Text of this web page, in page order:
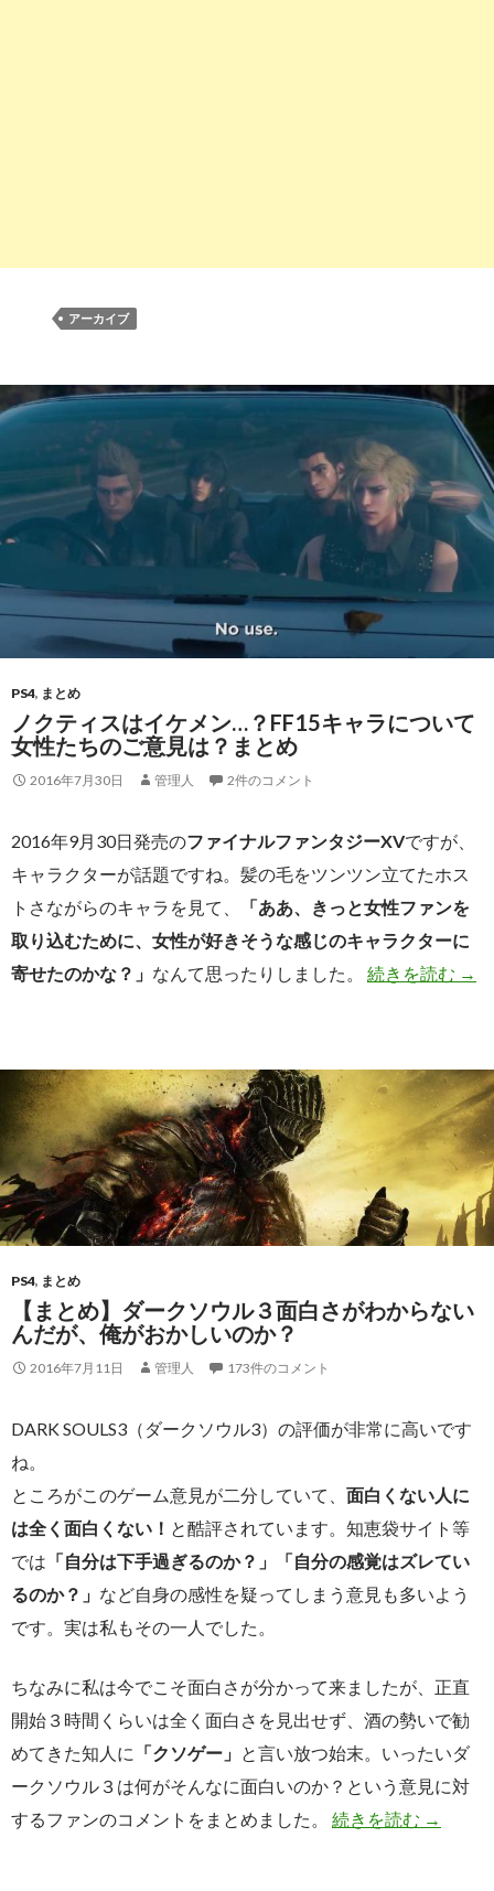
アーカイブ
PS4, まとめ
ノクティスはイケメン…？FF15キャラについて
女性たちのご意見は？まとめ
2016年7月30日 管理人 2件のコメント
2016年9月30日発売のファイナルファンタジーXVですが、
キャラクターが話題ですね。髪の毛をツンツン立てたホス
トさながらのキャラを見て、
「ああ、きっと女性ファンを
取り込むために、女性が好きそうな感じのキャラクターに
寄せたのかな？」 なんて思ったりしました。 続きを読む ノ
→
PS4, まとめ
【まとめ】ダークソウル３面白さがわからない
んだが、俺がおかしいのか？
2016年7月11日 管理人 173件のコメント
DARK SOULS3（ダークソウル3）の評価が非常に高いです
ね。
ところがこのゲーム意見が二分していて、 面白くない人に
は全く面白くない！ と酷評されています。知恵袋サイト等
では 「自分は下手過ぎるのか？」「自分の感覚はズレてい
るのか？」 など自身の感性を疑ってしまう意見も多いよう
です。実は私もその一人でした。
ちなみに私は今でこそ面白さが分かって来ましたが、正直
開始３時間くらいは全く面白さを見出せず、酒の勢いで勧
めてきた知人に 「クソゲー」 と言い放つ始末。いったいダ
ークソウル３は何がそんなに面白いのか？という意見に対
するファンのコメントをまとめました。 続きを読む 【まと
→